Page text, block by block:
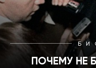
ПОЧЕМУ НЕ